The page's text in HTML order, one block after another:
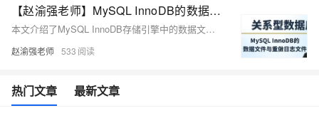
【赵渝强老师】MySQL InnoDB的数据文件与重做日志文件
本文介绍了MySQL InnoDB存储引擎中的数据文件和重做日志文件。数据文件包括`.ibd`和`ibdata`文件，用于存放InnoDB数据和索引。重做日志文件（redo log）确保数据的可靠性和事务的持久性，其大小和路径可由相关参数配置。文章还提供了视频讲解和示例代码。
赵渝强老师 533
热门文章 最新文章